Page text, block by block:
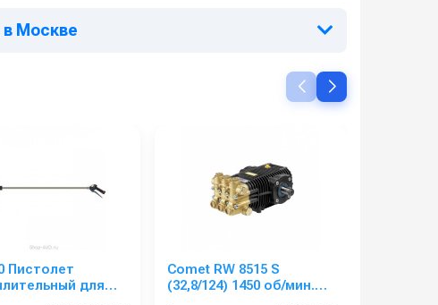
в Москве
Пистолет
для
Comet RW 8515 S
(32,8/124) 1450 об/мин.